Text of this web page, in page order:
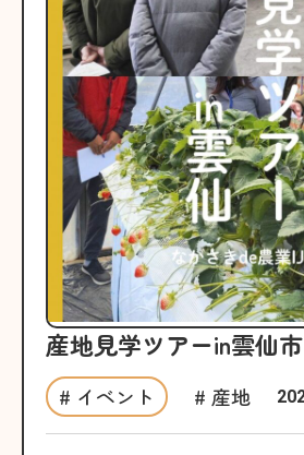
産地見学ツアーin雲仙
# イベント # 産地